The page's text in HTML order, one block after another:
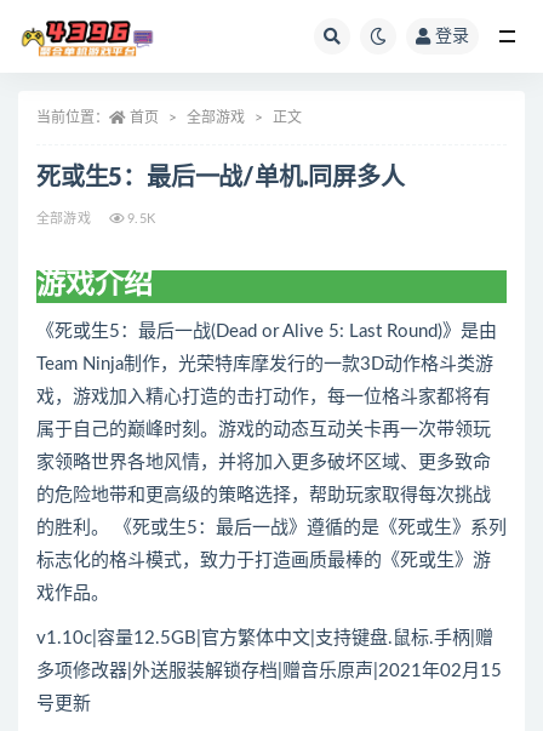
登录
当前位置： 首页 全部游戏 正文
死或生5：最后一战/单机.同屏多人
全部游戏 9.5K
游戏介绍
《死或生5：最后一战(Dead or Alive 5: Last Round)》是由
Team Ninja制作，光荣特库摩发行的一款3D动作格斗类游
戏，游戏加入精心打造的击打动作，每一位格斗家都将有
属于自己的巅峰时刻。游戏的动态互动关卡再一次带领玩
家领略世界各地风情，并将加入更多破坏区域、更多致命
的危险地带和更高级的策略选择，帮助玩家取得每次挑战
的胜利。 《死或生5：最后一战》遵循的是《死或生》系列
标志化的格斗模式，致力于打造画质最棒的《死或生》游
戏作品。
v1.10c|容量12.5GB|官方繁体中文|支持键盘.鼠标.手柄|赠
多项修改器|外送服装解锁存档|赠音乐原声|2021年02月15
号更新